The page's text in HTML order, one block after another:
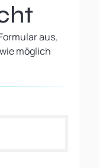
aus,
möglich